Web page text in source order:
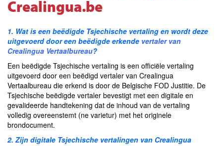
Crealingua.be
1. Wat is een beëdigde Tsjechische vertaling en wordt deze
uitgevoerd door een beëdigde erkende vertalervan
Crealingua Vertaalbureau?
Een beëdigde Tsjechische vertaling is een officiële vertaling
uitgevoerd door een beëdigd vertaler van Crealingua
Vertaalbureau die erkend is door de Belgische FOD Justitie. De
Tsjechische beëdigde vertaler bevestigt met een digitale en
gevalideerde handtekening dat de inhoud van de vertaling
volledig overeenstemt (ne varietur) met het originele
brondocument.
2. Zijn digitale Tsjechische vertalingen van Crealingua